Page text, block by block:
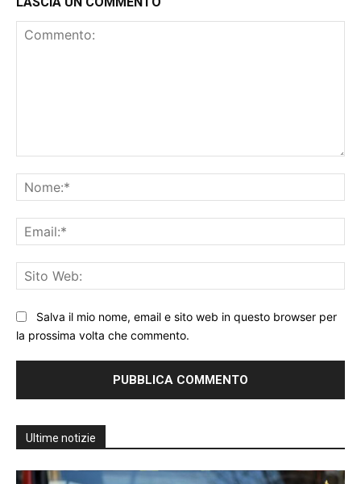
Salva il mio nome, email e sito web in questo browser per
la prossima volta che commento.
Ultime notizie